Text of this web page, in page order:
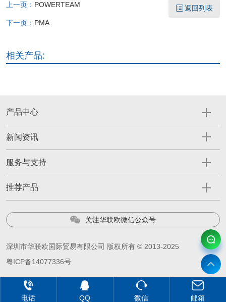
上一页： POWERTEAM
下一页： PMA
返回列表
相关产品:
产品中心
新闻资讯
服务与支持
推荐产品
关注华联欧微信公众号
深圳市华联欧国际贸易有限公司 版权所有 © 2013-2025
粤ICP备14077336号
电话 QQ 微信 邮箱